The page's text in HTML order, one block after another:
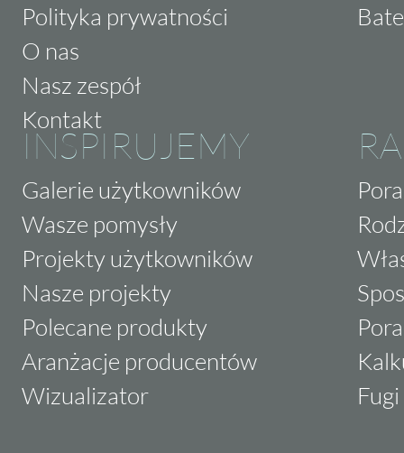
Polityka prywatności
O nas
Nasz zespół
Kontakt
INSPIRUJEMY
Galerie użytkowników
Wasze pomysły
Projekty użytkowników
Nasze projekty
Polecane produkty
Aranżacje producentów
Wizualizator